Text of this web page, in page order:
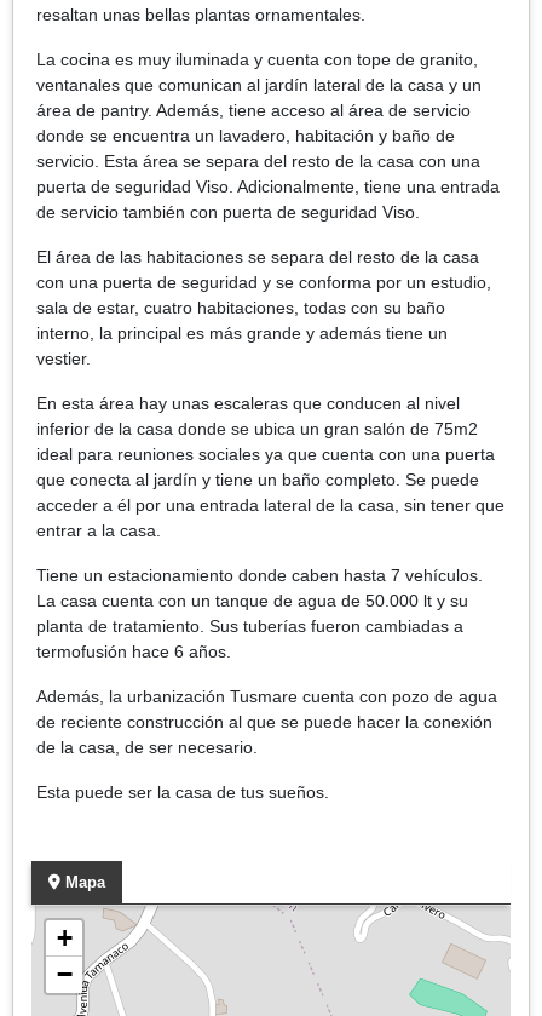
resaltan unas bellas plantas ornamentales.
La cocina es muy iluminada y cuenta con tope de granito,
ventanales que comunican al jardín lateral de la casa y un
área de pantry. Además, tiene acceso al área de servicio
donde se encuentra un lavadero, habitación y baño de
servicio. Esta área se separa del resto de la casa con una
puerta de seguridad Viso. Adicionalmente, tiene una entrada
de servicio también con puerta de seguridad Viso.
El área de las habitaciones se separa del resto de la casa
con una puerta de seguridad y se conforma por un estudio,
sala de estar, cuatro habitaciones, todas con su baño
interno, la principal es más grande y además tiene un
vestier.
En esta área hay unas escaleras que conducen al nivel
inferior de la casa donde se ubica un gran salón de 75m2
ideal para reuniones sociales ya que cuenta con una puerta
que conecta al jardín y tiene un baño completo. Se puede
acceder a él por una entrada lateral de la casa, sin tener que
entrar a la casa.
Tiene un estacionamiento donde caben hasta 7 vehículos.
La casa cuenta con un tanque de agua de 50.000 lt y su
planta de tratamiento. Sus tuberías fueron cambiadas a
termofusión hace 6 años.
Además, la urbanización Tusmare cuenta con pozo de agua
de reciente construcción al que se puede hacer la conexión
de la casa, de ser necesario.
Esta puede ser la casa de tus sueños.
Mapa
+
−